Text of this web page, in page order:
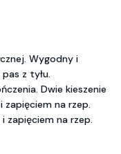
Wygodny i
z tyłu.
Dwie kieszenie
zapięciem na rzep.
zapięciem na rzep.